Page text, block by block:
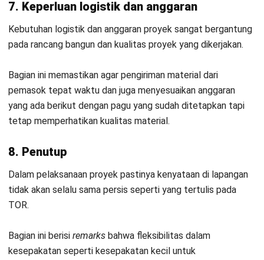
tujuan yang berbeda
mengevaluasi proyek dari kinerja dan hasilnya
PMI menemukan jika detail proyek diidentifikasi sejak awal,
pengeluaran proyek akan sesuai dengan rencana anggaran
kesesuaiannya hanya sebesar 43% saja.
Cara Efektif Membuat TOR yang Baik